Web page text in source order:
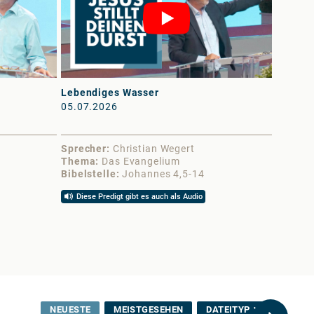
Lebendiges Wasser
05.07.2026
Sprecher
Christian Wegert
Thema
Das Evangelium
Bibelstelle
Johannes 4,5-14
Diese Predigt gibt es auch als Audio
NEUESTE MEISTGESEHEN DATEITYP